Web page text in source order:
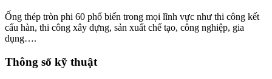
Ống thép tròn phi 60 phổ biến trong mọi lĩnh vực như thi công kết
cấu hàn, thi công xây dựng, sản xuất chế tạo, công nghiệp, gia
dụng….
Thông số kỹ thuật